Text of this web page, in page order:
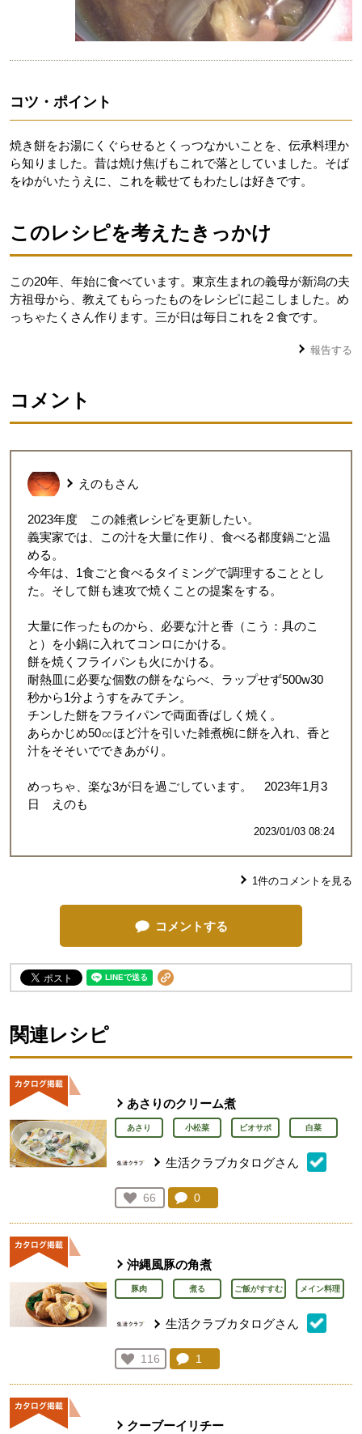
コツ・ポイント
焼き餅をお湯にくぐらせるとくっつなかいことを、伝承料理か
ら知りました。昔は焼け焦げもこれで落としていました。そば
をゆがいたうえに、これを載せてもわたしは好きです。
このレシピを考えたきっかけ
この20年、年始に食べています。東京生まれの義母が新潟の夫
方祖母から、教えてもらったものをレシピに起こしました。め
っちゃたくさん作ります。三が日は毎日これを２食です。
報告する
コメント
えのも さん
2023年度 この雑煮レシピを更新したい。
義実家では、この汁を大量に作り、食べる都度鍋ごと温
める。
今年は、1食ごと食べるタイミングで調理することとし
た。そして餅も速攻で焼くことの提案をする。
大量に作ったものから、必要な汁と香（こう：具のこ
と）を小鍋に入れてコンロにかける。
餅を焼くフライパンも火にかける。
耐熱皿に必要な個数の餅をならべ、ラップせず500w30
秒から1分ようすをみてチン。
チンした餅をフライパンで両面香ばしく焼く。
あらかじめ50㏄ほど汁を引いた雑煮椀に餅を入れ、香と
汁をそそいでできあがり。
めっちゃ、楽な3が日を過ごしています。 2023年1月3
日 えのも
2023/01/03 08:24
1件のコメントを見る
コメントする
関連レシピ
あさりのクリーム煮
あさり 小松菜 ビオサポ 白菜
生活クラブカタログさん
お気に入り登録：
66
人が登録
コメント：
0
沖縄風豚の角煮
豚肉 煮る ご飯がすすむ メイン料理
生活クラブカタログさん
お気に入り登録：
116
人が登録
コメント：
1
クーブーイリチー